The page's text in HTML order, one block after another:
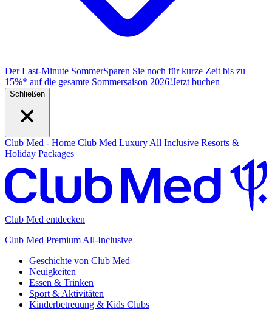
Der Last-Minute SommerSparen Sie noch für kurze Zeit bis zu
15%* auf die gesamte Sommersaison 2026!Jetzt buchen
Schließen
Club Med - Home Club Med Luxury All Inclusive Resorts &
Holiday Packages
Club Med entdecken
Club Med Premium All-Inclusive
Geschichte von Club Med
Neuigkeiten
Essen & Trinken
Sport & Aktivitäten
Kinderbetreuung & Kids Clubs